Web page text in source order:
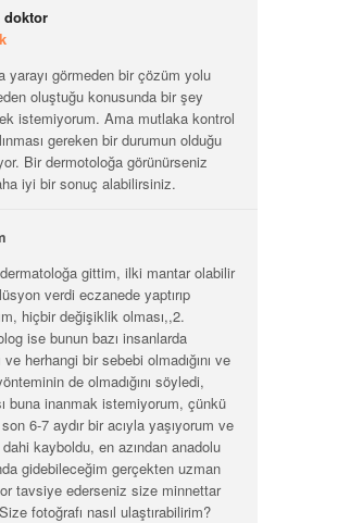
doktor
yarayı görmeden bir çözüm yolu
oluştuğu konusunda bir şey
istemiyorum. Ama mutlaka kontrol
gereken bir durumun olduğu
Bir dermotoloğa görünürseniz
iyi bir sonuç alabilirsiniz.
gittim, ilki mantar olabilir
verdi eczanede yaptırıp
hiçbir değişiklik olması,,2.
ise bunun bazı insanlarda
ve herhangi bir sebebi olmadığını ve
de olmadığını söyledi,
buna inanmak istemiyorum, çünkü
6-7 aydır bir acıyla yaşıyorum ve
dahi kayboldu, en azından anadolu
gidebileceğim gerçekten uzman
tavsiye ederseniz size minnettar
fotoğrafı nasıl ulaştırabilirim?